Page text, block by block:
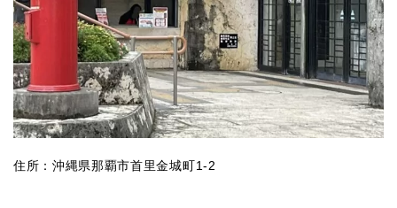
住所：沖縄県那覇市首里金城町1-2